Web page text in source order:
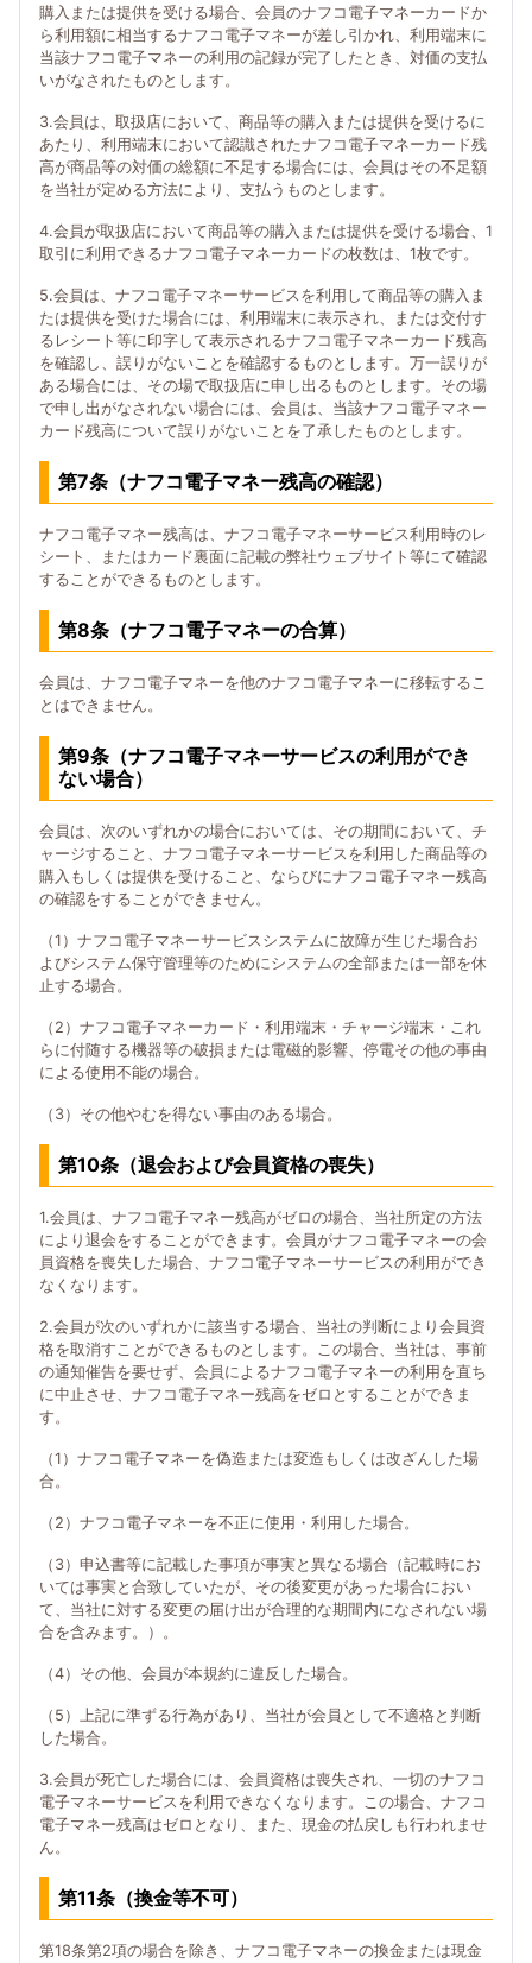
購入または提供を受ける場合、会員のナフコ電子マネーカードか
ら利用額に相当するナフコ電子マネーが差し引かれ、利用端末に
当該ナフコ電子マネーの利用の記録が完了したとき、対価の支払
いがなされたものとします。
3.会員は、取扱店において、商品等の購入または提供を受けるに
あたり、利用端末において認識されたナフコ電子マネーカード残
高が商品等の対価の総額に不足する場合には、会員はその不足額
を当社が定める方法により、支払うものとします。
4.会員が取扱店において商品等の購入または提供を受ける場合、1
取引に利用できるナフコ電子マネーカードの枚数は、1枚です。
5.会員は、ナフコ電子マネーサービスを利用して商品等の購入ま
たは提供を受けた場合には、利用端末に表示され、または交付す
るレシート等に印字して表示されるナフコ電子マネーカード残高
を確認し、誤りがないことを確認するものとします。万一誤りが
ある場合には、その場で取扱店に申し出るものとします。その場
で申し出がなされない場合には、会員は、当該ナフコ電子マネー
カード残高について誤りがないことを了承したものとします。
第7条（ナフコ電子マネー残高の確認）
ナフコ電子マネー残高は、ナフコ電子マネーサービス利用時のレ
シート、またはカード裏面に記載の弊社ウェブサイト等にて確認
することができるものとします。
第8条（ナフコ電子マネーの合算）
会員は、ナフコ電子マネーを他のナフコ電子マネーに移転するこ
とはできません。
第9条（ナフコ電子マネーサービスの利用ができ
ない場合）
会員は、次のいずれかの場合においては、その期間において、チ
ャージすること、ナフコ電子マネーサービスを利用した商品等の
購入もしくは提供を受けること、ならびにナフコ電子マネー残高
の確認をすることができません。
（1）ナフコ電子マネーサービスシステムに故障が生じた場合お
よびシステム保守管理等のためにシステムの全部または一部を休
止する場合。
（2）ナフコ電子マネーカード・利用端末・チャージ端末・これ
らに付随する機器等の破損または電磁的影響、停電その他の事由
による使用不能の場合。
（3）その他やむを得ない事由のある場合。
第10条（退会および会員資格の喪失）
1.会員は、ナフコ電子マネー残高がゼロの場合、当社所定の方法
により退会をすることができます。会員がナフコ電子マネーの会
員資格を喪失した場合、ナフコ電子マネーサービスの利用ができ
なくなります。
2.会員が次のいずれかに該当する場合、当社の判断により会員資
格を取消すことができるものとします。この場合、当社は、事前
の通知催告を要せず、会員によるナフコ電子マネーの利用を直ち
に中止させ、ナフコ電子マネー残高をゼロとすることができま
す。
（1）ナフコ電子マネーを偽造または変造もしくは改ざんした場
合。
（2）ナフコ電子マネーを不正に使用・利用した場合。
（3）申込書等に記載した事項が事実と異なる場合（記載時にお
いては事実と合致していたが、その後変更があった場合におい
て、当社に対する変更の届け出が合理的な期間内になされない場
合を含みます。）。
（4）その他、会員が本規約に違反した場合。
（5）上記に準ずる行為があり、当社が会員として不適格と判断
した場合。
3.会員が死亡した場合には、会員資格は喪失され、一切のナフコ
電子マネーサービスを利用できなくなります。この場合、ナフコ
電子マネー残高はゼロとなり、また、現金の払戻しも行われませ
ん。
第11条（換金等不可）
第18条第2項の場合を除き、ナフコ電子マネーの換金または現金